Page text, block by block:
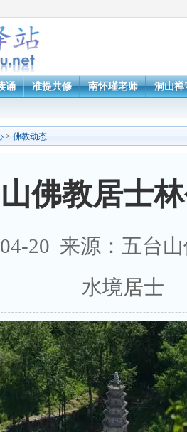
诵 准提共修 南怀瑾老师 洞山禅
> 佛教动态
佛教居士
20 来源：五台
水境居士